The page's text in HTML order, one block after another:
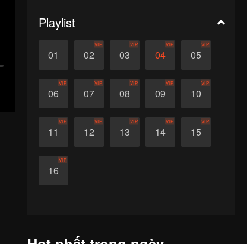
Playlist
01 02
VIP
03
VIP
04
VIP
05
VIP
06
VIP
07
VIP
08
VIP
09
VIP
10
VIP
11
VIP
12
VIP
13
VIP
14
VIP
15
VIP
16
VIP